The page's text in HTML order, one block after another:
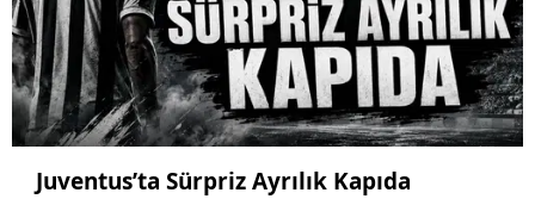
Juventus’ta Sürpriz Ayrılık Kapıda